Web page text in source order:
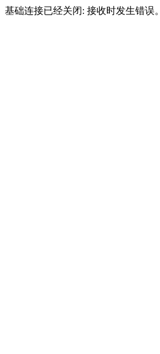
基础连接已经关闭: 接收时发生错误。